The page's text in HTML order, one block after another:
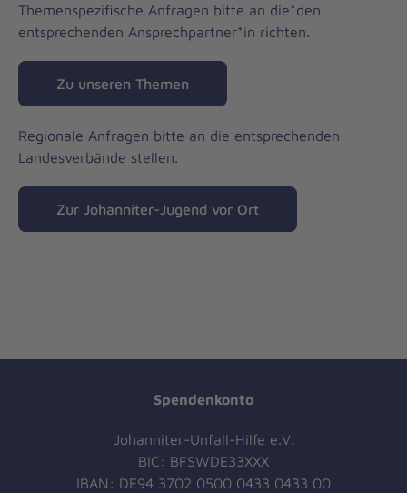
Themenspezifische Anfragen bitte an die*den
entsprechenden Ansprechpartner*in richten.
Zu unseren Themen
Regionale Anfragen bitte an die entsprechenden
Landesverbände stellen.
Zur Johanniter-Jugend vor Ort
Spendenkonto
Johanniter-Unfall-Hilfe e.V.
BIC: BFSWDE33XXX
IBAN: DE94 3702 0500 0433 0433 00